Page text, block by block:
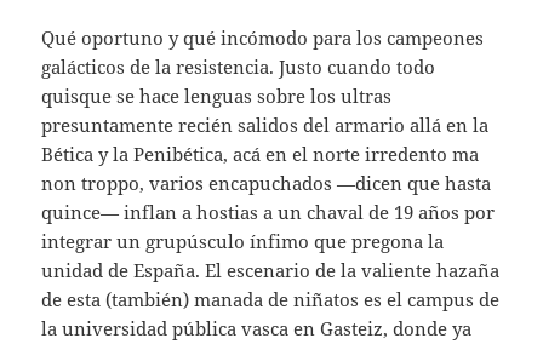
Qué oportuno y qué incómodo para los campeones
galácticos de la resistencia. Justo cuando todo
quisque se hace lenguas sobre los ultras
presuntamente recién salidos del armario allá en la
Bética y la Penibética, acá en el norte irredento ma
non troppo, varios encapuchados —dicen que hasta
quince— inflan a hostias a un chaval de 19 años por
integrar un grupúsculo ínfimo que pregona la
unidad de España. El escenario de la valiente hazaña
de esta (también) manada de niñatos es el campus de
la universidad pública vasca en Gasteiz, donde ya